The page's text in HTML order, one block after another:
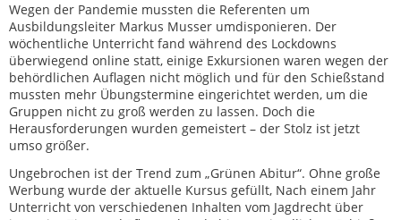
Wegen der Pandemie mussten die Referenten um
Ausbildungsleiter Markus Musser umdisponieren. Der
wöchentliche Unterricht fand während des Lockdowns
überwiegend online statt, einige Exkursionen waren wegen der
behördlichen Auflagen nicht möglich und für den Schießstand
mussten mehr Übungstermine eingerichtet werden, um die
Gruppen nicht zu groß werden zu lassen. Doch die
Herausforderungen wurden gemeistert – der Stolz ist jetzt
umso größer.
Ungebrochen ist der Trend zum „Grünen Abitur“. Ohne große
Werbung wurde der aktuelle Kursus gefüllt, Nach einem Jahr
Unterricht von verschiedenen Inhalten vom Jagdrecht über